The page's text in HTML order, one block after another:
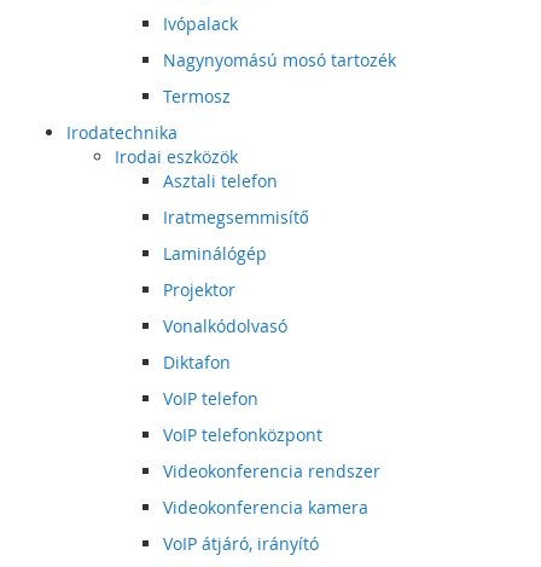
Ivópalack
Nagynyomású mosó tartozék
Termosz
Irodatechnika
Irodai eszközök
Asztali telefon
Iratmegsemmisítő
Laminálógép
Projektor
Vonalkódolvasó
Diktafon
VoIP telefon
VoIP telefonközpont
Videokonferencia rendszer
Videokonferencia kamera
VoIP átjáró, irányító